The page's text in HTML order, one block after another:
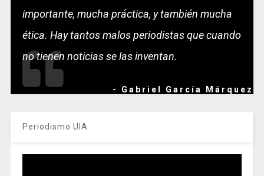
importante, mucha práctica, y también mucha
ética. Hay tantos malos periodistas que cuando
no tienen noticias se las inventan.
- Gabriel García Márquez
Periodismo UIA